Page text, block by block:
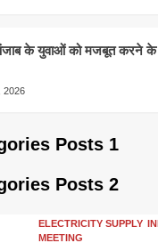
के युवाओं को मजबूत करने के
2026
Posts 1
Posts 2
ELECTRICITY SUPPLY
MEETING